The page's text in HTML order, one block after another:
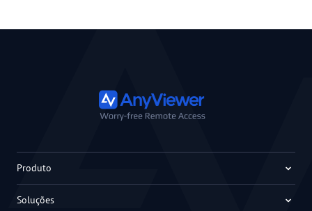
Produto
Soluções